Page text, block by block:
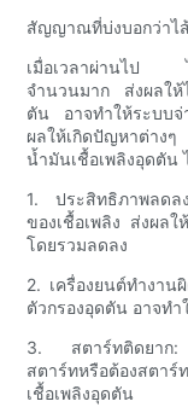
สัญญาณที่บ่งบอกว่าไ
เมื่อเวลาผ่านไป ไ
จำนวนมาก ส่งผลให้
ตัน อาจทำให้ระบบจ่
ผลให้เกิดปัญหาต่า
น้ำมันเชื้อเพลิงอุดตัน
1. ประสิทธิภาพลดล
ของเชื้อเพลิง ส่งผล
โดยรวมลดลง
2. เครื่องยนต์ทำงาน
ตัวกรองอุดตัน อาจท
3. สตาร์ทติดยาก:
สตาร์ทหรือต้องสตา
เชื้อเพลิงอุดตัน